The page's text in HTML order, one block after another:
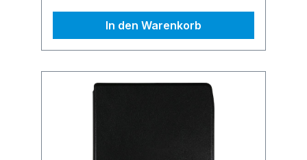
In den Warenkorb